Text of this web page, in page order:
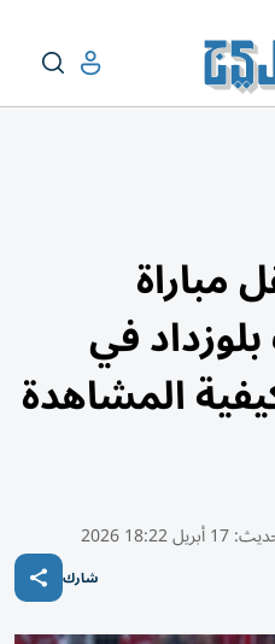
مباراة
في
المشاهدة
17 أبريل 18:22 2026
شارك